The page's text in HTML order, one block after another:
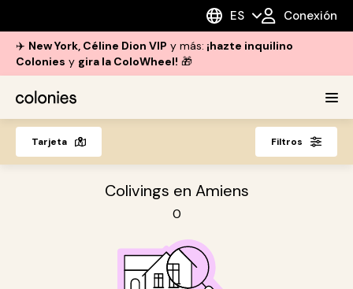
ES Conexión
✈️ New York, Céline Dion VIP y más: ¡hazte inquilino
Colonies y gira la ColoWheel! 🎁
Tarjeta Filtros
Colivings en Amiens
0